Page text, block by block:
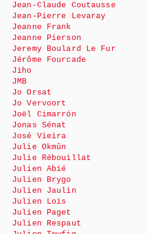
Jean-Claude Coutausse
Jean-Pierre Levaray
Jeanne Frank
Jeanne Pierson
Jeremy Boulard Le Fur
Jérôme Fourcade
Jiho
JMB
Jo Orsat
Jo Vervoort
Joël Cimarrón
Jonas Sénat
José Vieira
Julie Okmûn
Julie Rébouillat
Julien Abié
Julien Brygo
Julien Jaulin
Julien Loïs
Julien Paget
Julien Respaut